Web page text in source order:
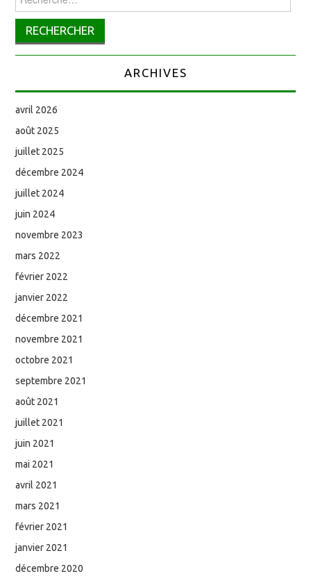
ARCHIVES
avril 2026
août 2025
juillet 2025
décembre 2024
juillet 2024
juin 2024
novembre 2023
mars 2022
février 2022
janvier 2022
décembre 2021
novembre 2021
octobre 2021
septembre 2021
août 2021
juillet 2021
juin 2021
mai 2021
avril 2021
mars 2021
février 2021
janvier 2021
décembre 2020